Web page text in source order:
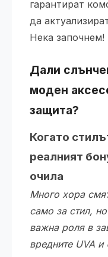
гарантират
да
Нека започнем!
Дали
моден
защита?
Когато
реалният
очила
Много хора
само за стил, но
важна роля в
вредните UVA